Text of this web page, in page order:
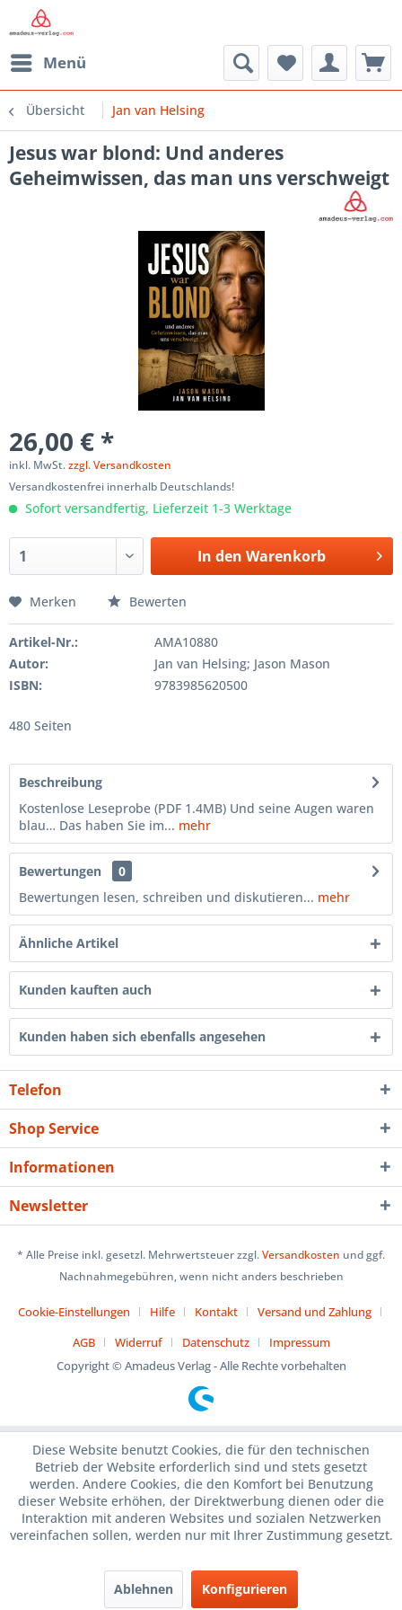
Menü
Übersicht Jan van Helsing
Jesus war blond: Und anderes
Geheimwissen, das man uns verschweigt
26,00 € *
inkl. MwSt.zzgl. Versandkosten
Versandkostenfrei innerhalb Deutschlands!
Sofort versandfertig, Lieferzeit 1-3 Werktage
In den Warenkorb
Merken Bewerten
Artikel-Nr.:
AMA10880
Autor:
Jan van Helsing; Jason Mason
ISBN:
9783985620500
480 Seiten
Beschreibung
Kostenlose Leseprobe (PDF 1.4MB) Und seine Augen waren
blau… Das haben Sie im... mehr
Bewertungen
0
Bewertungen lesen, schreiben und diskutieren... mehr
Ähnliche Artikel
Kunden kauften auch
Kunden haben sich ebenfalls angesehen
Telefon
Shop Service
Informationen
Newsletter
* Alle Preise inkl. gesetzl. Mehrwertsteuer zzgl.Versandkosten und ggf.
Nachnahmegebühren, wenn nicht anders beschrieben
Cookie-Einstellungen Hilfe Kontakt
Versand und Zahlung
AGB
Widerruf Datenschutz
Impressum
Copyright © Amadeus Verlag - Alle Rechte vorbehalten
Diese Website benutzt Cookies, die für den technischen
Betrieb der Website erforderlich sind und stets gesetzt
werden. Andere Cookies, die den Komfort bei Benutzung
dieser Website erhöhen, der Direktwerbung dienen oder die
Interaktion mit anderen Websites und sozialen Netzwerken
vereinfachen sollen, werden nur mit Ihrer Zustimmung gesetzt.
Ablehnen Konfigurieren